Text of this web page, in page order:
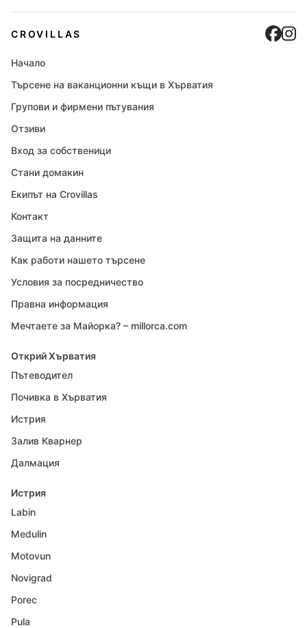
CROVILLAS
Начало
Търсене на ваканционни къщи в Хърватия
Групови и фирмени пътувания
Отзиви
Вход за собственици
Стани домакин
Екипът на Crovillas
Контакт
Защита на данните
Как работи нашето търсене
Условия за посредничество
Правна информация
Мечтаете за Майорка? – millorca.com
Открий Хърватия
Пътеводител
Почивка в Хърватия
Истрия
Залив Кварнер
Далмация
Истрия
Labin
Medulin
Motovun
Novigrad
Porec
Pula